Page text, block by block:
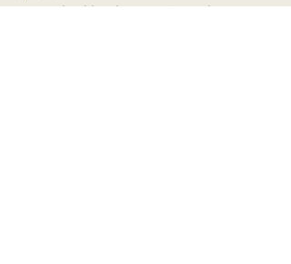
5. Se spala sablonul cu grija. A nu se lasa in soare!